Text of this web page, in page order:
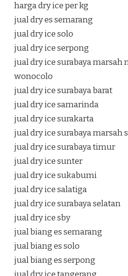
harga dry ice per kg
jual dry es semarang
jual dry ice solo
jual dry ice serpong
jual dry ice surabaya marsah
wonocolo
jual dry ice surabaya barat
jual dry ice samarinda
jual dry ice surakarta
jual dry ice surabaya marsah
jual dry ice surabaya timur
jual dry ice sunter
jual dry ice sukabumi
jual dry ice salatiga
jual dry ice surabaya selatan
jual dry ice sby
jual biang es semarang
jual biang es solo
jual biang es serpong